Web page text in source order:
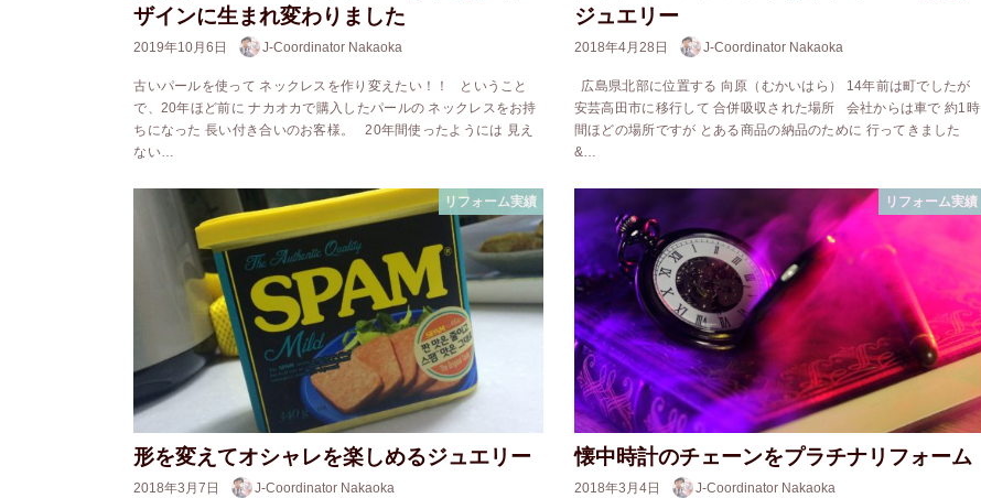
ザインに生まれ変わりました
2019年10月6日 J-Coordinator Nakaoka
古いパールを使って ネックレスを作り変えたい！！ ということ
で、20年ほど前に ナカオカで購入したパールの ネックレスをお持
ちになった 長い付き合いのお客様。 20年間使ったようには 見え
ない…
ジュエリー
2018年4月28日 J-Coordinator Nakaoka
広島県北部に位置する 向原（むかいはら） 14年前は町でしたが
安芸高田市に移行して 合併吸収された場所 会社からは車で 約1時
間ほどの場所ですが とある商品の納品のために 行ってきました
&…
リフォーム実績
形を変えてオシャレを楽しめるジュエリー
2018年3月7日 J-Coordinator Nakaoka
リフォーム実績
懐中時計のチェーンをプラチナリフォーム
2018年3月4日 J-Coordinator Nakaoka